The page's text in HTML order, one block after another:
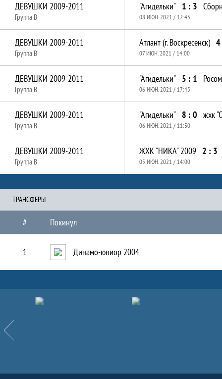
ДЕВУШКИ 2009-2011
Группа B
"Агидельки" 1 : 3
08 ИЮН. 2021 / 12:45
ДЕВУШКИ 2009-2011
Группа B
Атлант (г. Воскресенск)
07 ИЮН. 2021 / 14:00
ДЕВУШКИ 2009-2011
Группа B
"Агидельки" 5 : 1
06 ИЮН. 2021 / 17:45
ДЕВУШКИ 2009-2011
Группа B
"Агидельки" 8 : 0 жхк
06 ИЮН. 2021 / 11:30
ДЕВУШКИ 2009-2011
Группа B
ЖХК "НИКА" 2009 2 : 3
05 ИЮН. 2021 / 14:00
ТРАНCФЕРЫ
# Покинул
1 Динамо-юниор 2004
Назад
Партнёры